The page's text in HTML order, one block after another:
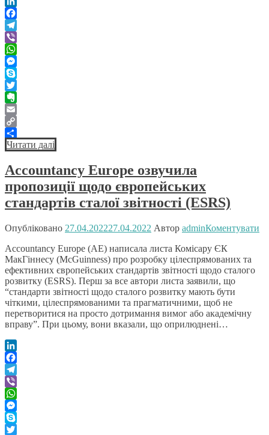
LinkedIn
Facebook
Telegram
Viber
WhatsApp
Messenger
Skype
Twitter
Evernote
Email
Copy
Link
Поділитися
Читати далі
Accountancy Europe озвучила
пропозиції щодо європейських
стандартів сталої звітності (ESRS)
Опубліковано 27.04.202227.04.2022 Автор adminКоментувати
Accountancy Europe (AE) написала листа Комісару ЄК
МакГіннесу (McGuinness) про розробку цілеспрямованих та
ефективних європейських стандартів звітності щодо сталого
розвитку (ESRS). Перш за все автори листа заявили, що
“стандарти звітності щодо сталого розвитку мають бути
чіткими, цілеспрямованими та прагматичними, щоб не
перетворитися на просто дотримання вимог або академічну
вправу”. При цьому, вони вказали, що оприлюднені…
LinkedIn
Facebook
Telegram
Viber
WhatsApp
Messenger
Skype